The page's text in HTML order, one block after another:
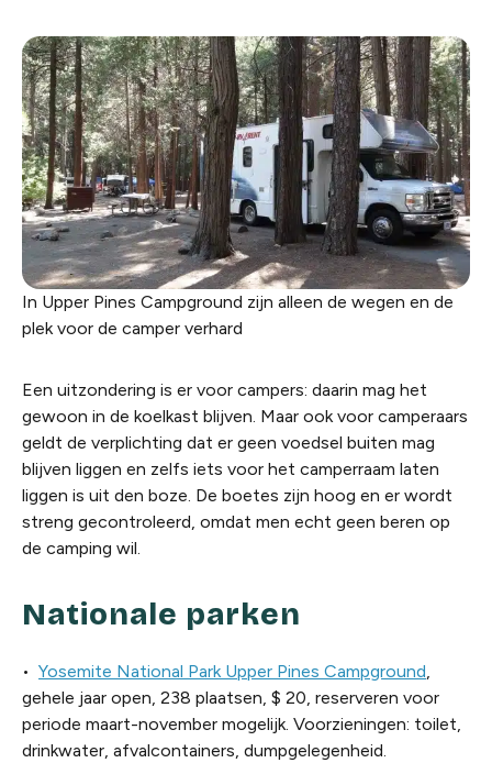
In Upper Pines Campground zijn alleen de wegen en de
plek voor de camper verhard
Een uitzondering is er voor campers: daarin mag het
gewoon in de koelkast blijven. Maar ook voor camperaars
geldt de verplichting dat er geen voedsel buiten mag
blijven liggen en zelfs iets voor het camperraam laten
liggen is uit den boze. De boetes zijn hoog en er wordt
streng gecontroleerd, omdat men echt geen beren op
de camping wil.
Nationale parken
• Yosemite National Park Upper Pines Campground,
gehele jaar open, 238 plaatsen, $ 20, reserveren voor
periode maart-november mogelijk. Voorzieningen: toilet,
drinkwater, afvalcontainers, dumpgelegenheid.